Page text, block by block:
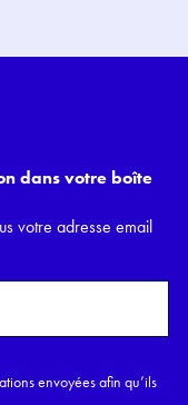
dans votre boîte
votre adresse email
envoyées afin qu’ils